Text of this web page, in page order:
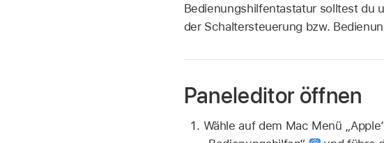
Bedienungshilfentastatur solltest du
der Schaltersteuerung bzw.
Paneleditor öffnen
Wähle auf dem Mac Menü